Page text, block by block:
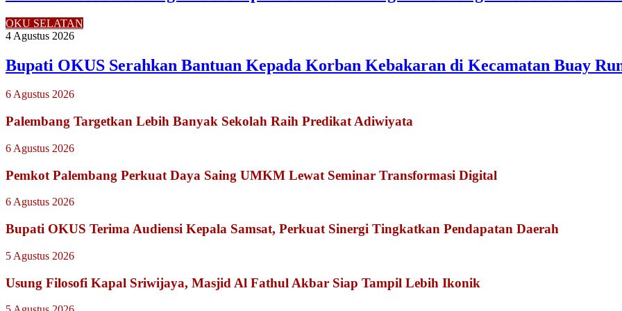
OKU SELATAN
4 Agustus 2026
Bupati OKUS Serahkan Bantuan Kepada Korban Kebakaran di Kecamatan Buay
6 Agustus 2026
Palembang Targetkan Lebih Banyak Sekolah Raih Predikat Adiwiyata
6 Agustus 2026
Pemkot Palembang Perkuat Daya Saing UMKM Lewat Seminar Transformasi Digital
6 Agustus 2026
Bupati OKUS Terima Audiensi Kepala Samsat, Perkuat Sinergi Tingkatkan Pendapatan Daerah
5 Agustus 2026
Usung Filosofi Kapal Sriwijaya, Masjid Al Fathul Akbar Siap Tampil Lebih Ikonik